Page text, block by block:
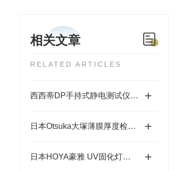
相关文章
RELATED ARTICLES
西西蒂DP手持式静电测试仪的应用领域有哪些？
日本Otsuka大塚薄膜厚度检测仪可兼容多种材料和场景
日本HOYA豪雅 UV固化灯有那些